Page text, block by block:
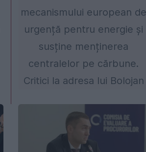
mecanismului european
urgență pentru energie și
susține menținerea
centralelor pe cărbune.
Critici la adresa lui Bolojan